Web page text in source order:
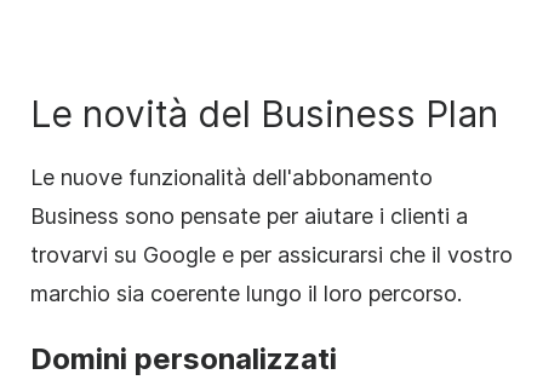
Le novità del Business Plan
Le nuove funzionalità dell'abbonamento
Business sono pensate per aiutare i clienti a
trovarvi su Google e per assicurarsi che il vostro
marchio sia coerente lungo il loro percorso.
Domini personalizzati